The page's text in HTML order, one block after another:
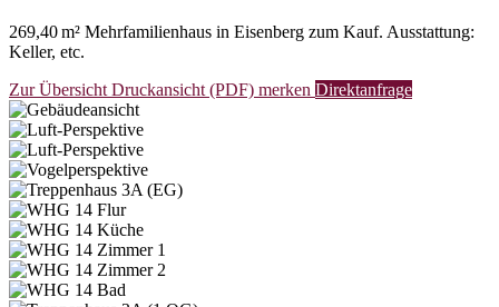
269,40 m² Mehrfamilienhaus in Eisenberg zum Kauf. Ausstattung:
Keller, etc.
Zur Übersicht Druckansicht (PDF) merken Direktanfrage